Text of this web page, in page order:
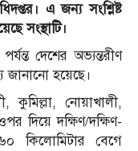
এ জন্য সংশ্লিষ্ট
সংস্থাটি।
দেশের অভ্যন্তরীণ
জানানো হয়েছে।
কুমিল্লা, নোয়াখালী,
দিয়ে দক্ষিণ/দক্ষিণ-
কিলোমিটার বেগে